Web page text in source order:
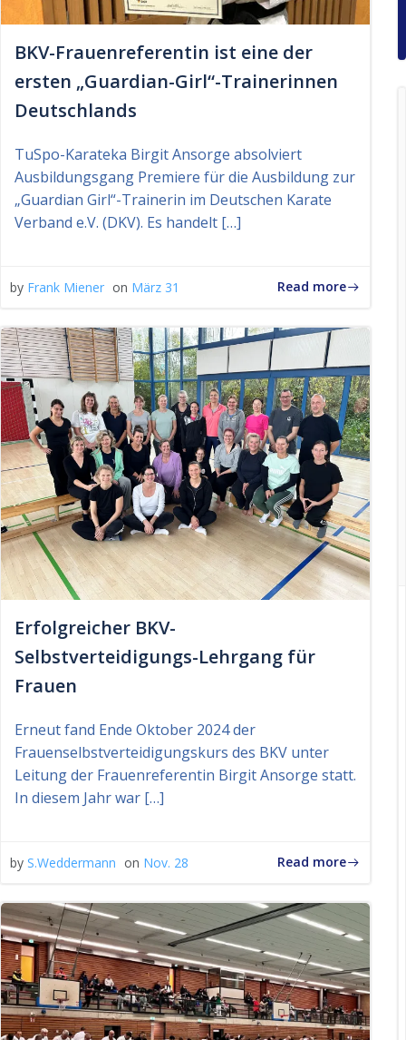
BKV-Frauenreferentin ist eine der
ersten „Guardian-Girl“-Trainerinnen
Deutschlands
TuSpo-Karateka Birgit Ansorge absolviert
Ausbildungsgang Premiere für die Ausbildung zur
„Guardian Girl“-Trainerin im Deutschen Karate
Verband e.V. (DKV). Es handelt […]
by Frank Miener on März 31 Read more
Erfolgreicher BKV-
Selbstverteidigungs-Lehrgang für
Frauen
Erneut fand Ende Oktober 2024 der
Frauenselbstverteidigungskurs des BKV unter
Leitung der Frauenreferentin Birgit Ansorge statt.
In diesem Jahr war […]
by S.Weddermann on Nov. 28 Read more